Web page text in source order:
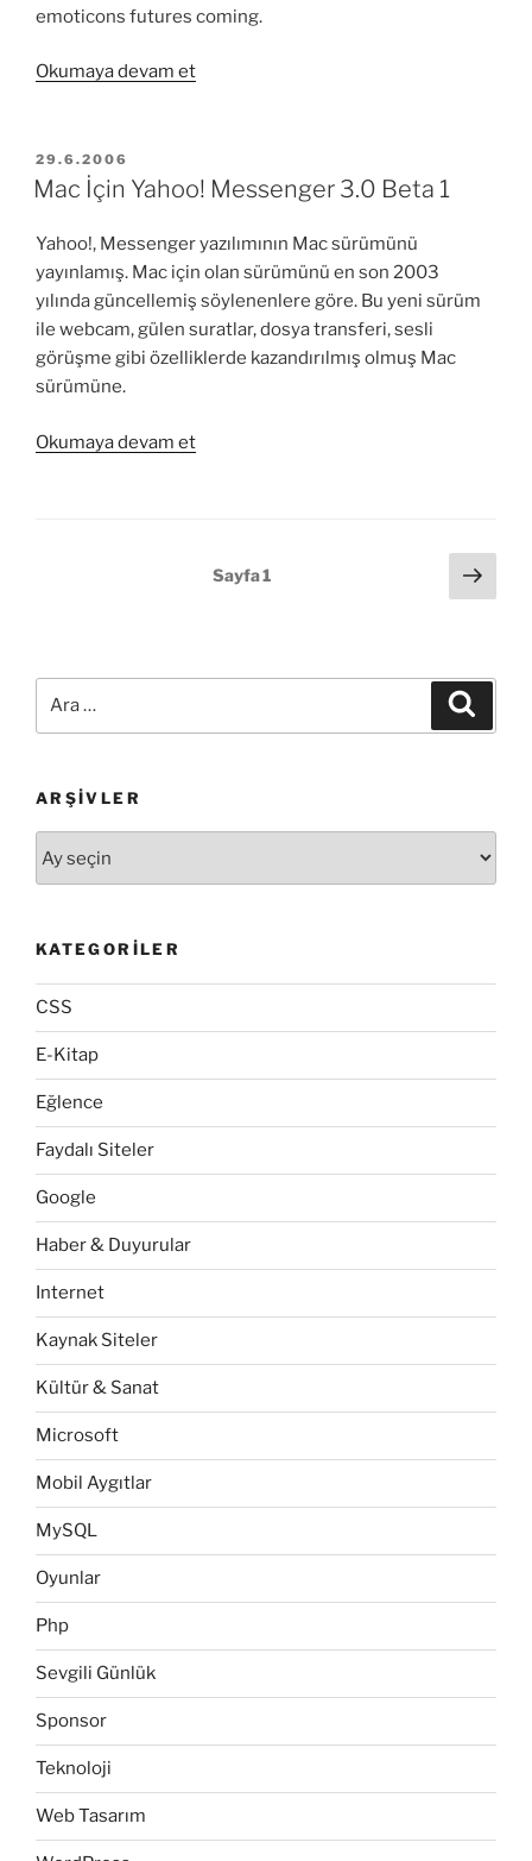
emoticons futures coming.
Okumaya devam et“Yahoo!
1
Mac”
YAYIM
TARIHI
29.6.2006
Mac İçin Yahoo! Messenger 3.0 Beta 1
Yahoo!, Messenger yazılımının Mac sürümünü
yayınlamış. Mac için olan sürümünü en son 2003
yılında güncellemiş söylenenlere göre. Bu yeni sürüm
ile webcam, gülen suratlar, dosya transferi, sesli
görüşme gibi özelliklerde kazandırılmış olmuş Mac
sürümüne.
Okumaya devam et“Mac
Beta
Sayfa1
ARŞIVLER
KATEGORILER
CSS
E-Kitap
Eğlence
Faydalı Siteler
Google
Haber & Duyurular
Internet
Kaynak Siteler
Kültür & Sanat
Microsoft
Mobil Aygıtlar
MySQL
Oyunlar
Php
Sevgili Günlük
Sponsor
Teknoloji
Web Tasarım